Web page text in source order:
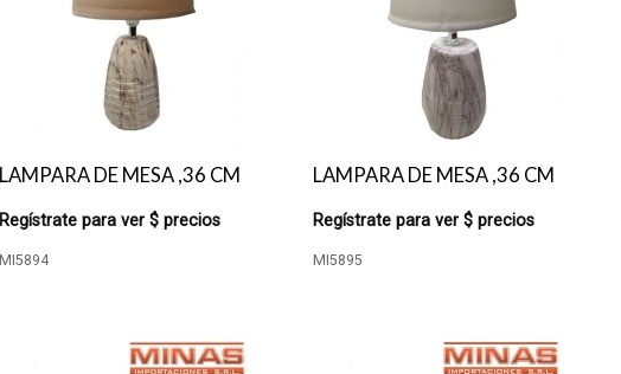
LAMPARA DE MESA ,36 CM
Regístrate para ver $ precios
MI5894
LAMPARA DE MESA ,36 CM
Regístrate para ver $ precios
MI5895